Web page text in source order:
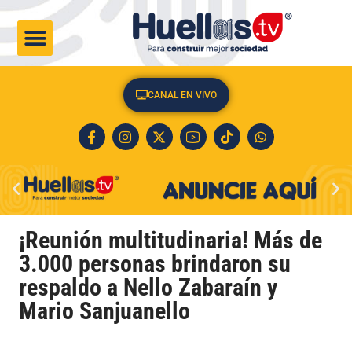
CANAL EN VIVO
¡Reunión multitudinaria! Más de
3.000 personas brindaron su
respaldo a Nello Zabaraín y
Mario Sanjuanello